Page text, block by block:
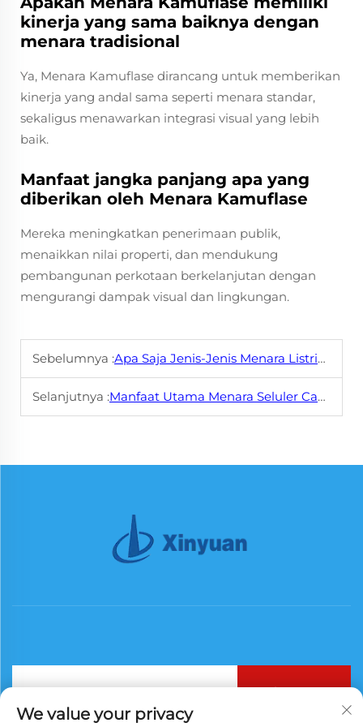
kinerja yang sama baiknya dengan
menara tradisional
Ya, Menara Kamuflase dirancang untuk memberikan
kinerja yang andal sama seperti menara standar,
sekaligus menawarkan integrasi visual yang lebih
baik.
Manfaat jangka panjang apa yang
diberikan oleh Menara Kamuflase
Mereka meningkatkan penerimaan publik,
menaikkan nilai properti, dan mendukung
pembangunan perkotaan berkelanjutan dengan
mengurangi dampak visual dan lingkungan.
Sebelumnya :Apa Saja Jenis-Jenis Menara Listrik yang Berbeda?
Selanjutnya :Manfaat Utama Menara Seluler Camouflage
Berlangganan
We value your privacy